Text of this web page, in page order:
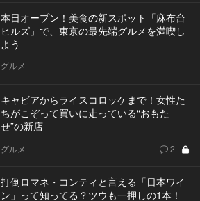
本日オープン！美食の新スポット「麻布台
ヒルズ」で、東京の最先端グルメを満喫し
よう
グルメ
キャビアからライスコロッケまで！女性た
ちがこぞって買いに走っている“おもた
せ”の新店
グルメ 2
打倒ロマネ・コンティと言える「日本ワイ
ン」って知ってる？ツウも一押しの1本！